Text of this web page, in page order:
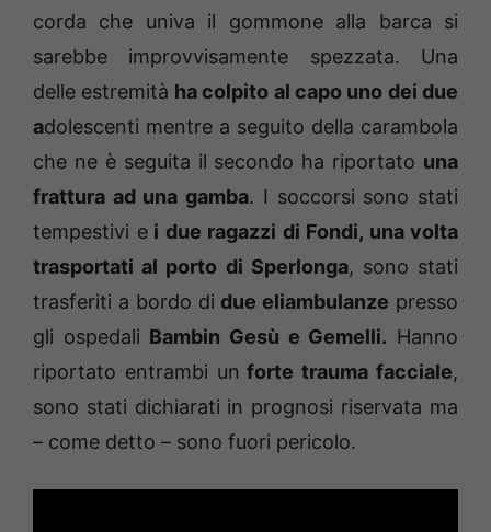
corda che univa il gommone alla barca si
sarebbe improvvisamente spezzata. Una
delle estremità ha colpito al capo uno dei due
adolescenti mentre a seguito della carambola
che ne è seguita il secondo ha riportato una
frattura ad una gamba. I soccorsi sono stati
tempestivi ei due ragazzi di Fondi, una volta
trasportati al porto di Sperlonga, sono stati
trasferiti a bordo di due eliambulanze presso
gli ospedali Bambin Gesù e Gemelli. Hanno
riportato entrambi un forte trauma facciale,
sono stati dichiarati in prognosi riservata ma
– come detto – sono fuori pericolo.